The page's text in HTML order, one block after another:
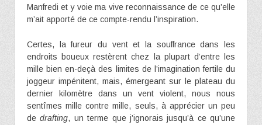
Manfredi et y voie ma vive reconnaissance de ce qu’elle
m’ait apporté de ce compte-rendu l’inspiration.
Certes, la fureur du vent et la souffrance dans les
endroits boueux restèrent chez la plupart d’entre les
mille bien en-deçà des limites de l’imagination fertile du
joggeur impénitent, mais, émergeant sur le plateau du
dernier kilomètre dans un vent violent, nous nous
sentîmes mille contre mille, seuls, à apprécier un peu
dedrafting, un terme que j’ignorais jusqu’à ce qu’une